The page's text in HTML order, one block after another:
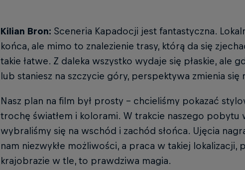
Kilian Bron: Sceneria Kapadocji jest fantastyczna.
końca, ale mimo to znalezienie trasy, którą da się
takie łatwe. Z daleka wszystko wydaje się płaskie, ale
lub staniesz na szczycie góry, perspektywa zmienia się
Nasz plan na film był prosty - chcieliśmy pokazać
trochę światłem i kolorami. W trakcie naszego pobytu
wybraliśmy się na wschód i zachód słońca. Ujęcia
nam niezwykłe możliwości, a praca w takiej lokalizacji,
krajobrazie w tle, to prawdziwa magia.